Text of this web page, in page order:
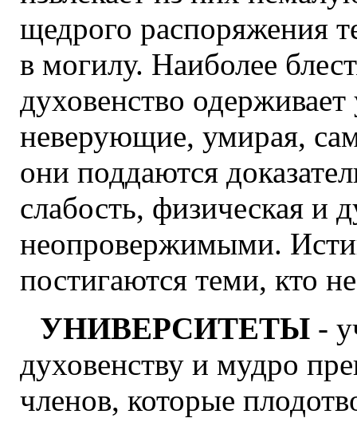
щедрого распоряжения
в могилу. Наиболее
духовенство
неверующие, умирая,
они поддаются
слабость, физическая и
неопровержимыми.
постигаются теми, кто
УНИВЕРСИТЕТЫ -
духовенству и мудро
членов, которые